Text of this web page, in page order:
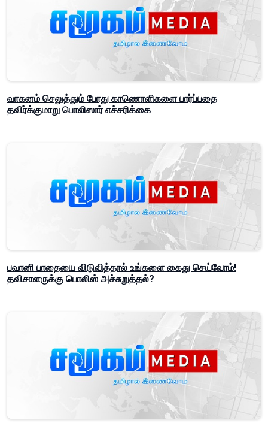
வாகனம் செலுத்தும் போது காணொளிகளை பார்ப்பதை
தவிர்க்குமாறு பொலிஸார் எச்சரிக்கை
பவானி பாதையை விடுவித்தால் உங்களை கைது செய்வோம்!
தவிசாளருக்கு பொலிஸ் அச்சுறுத்தல்?